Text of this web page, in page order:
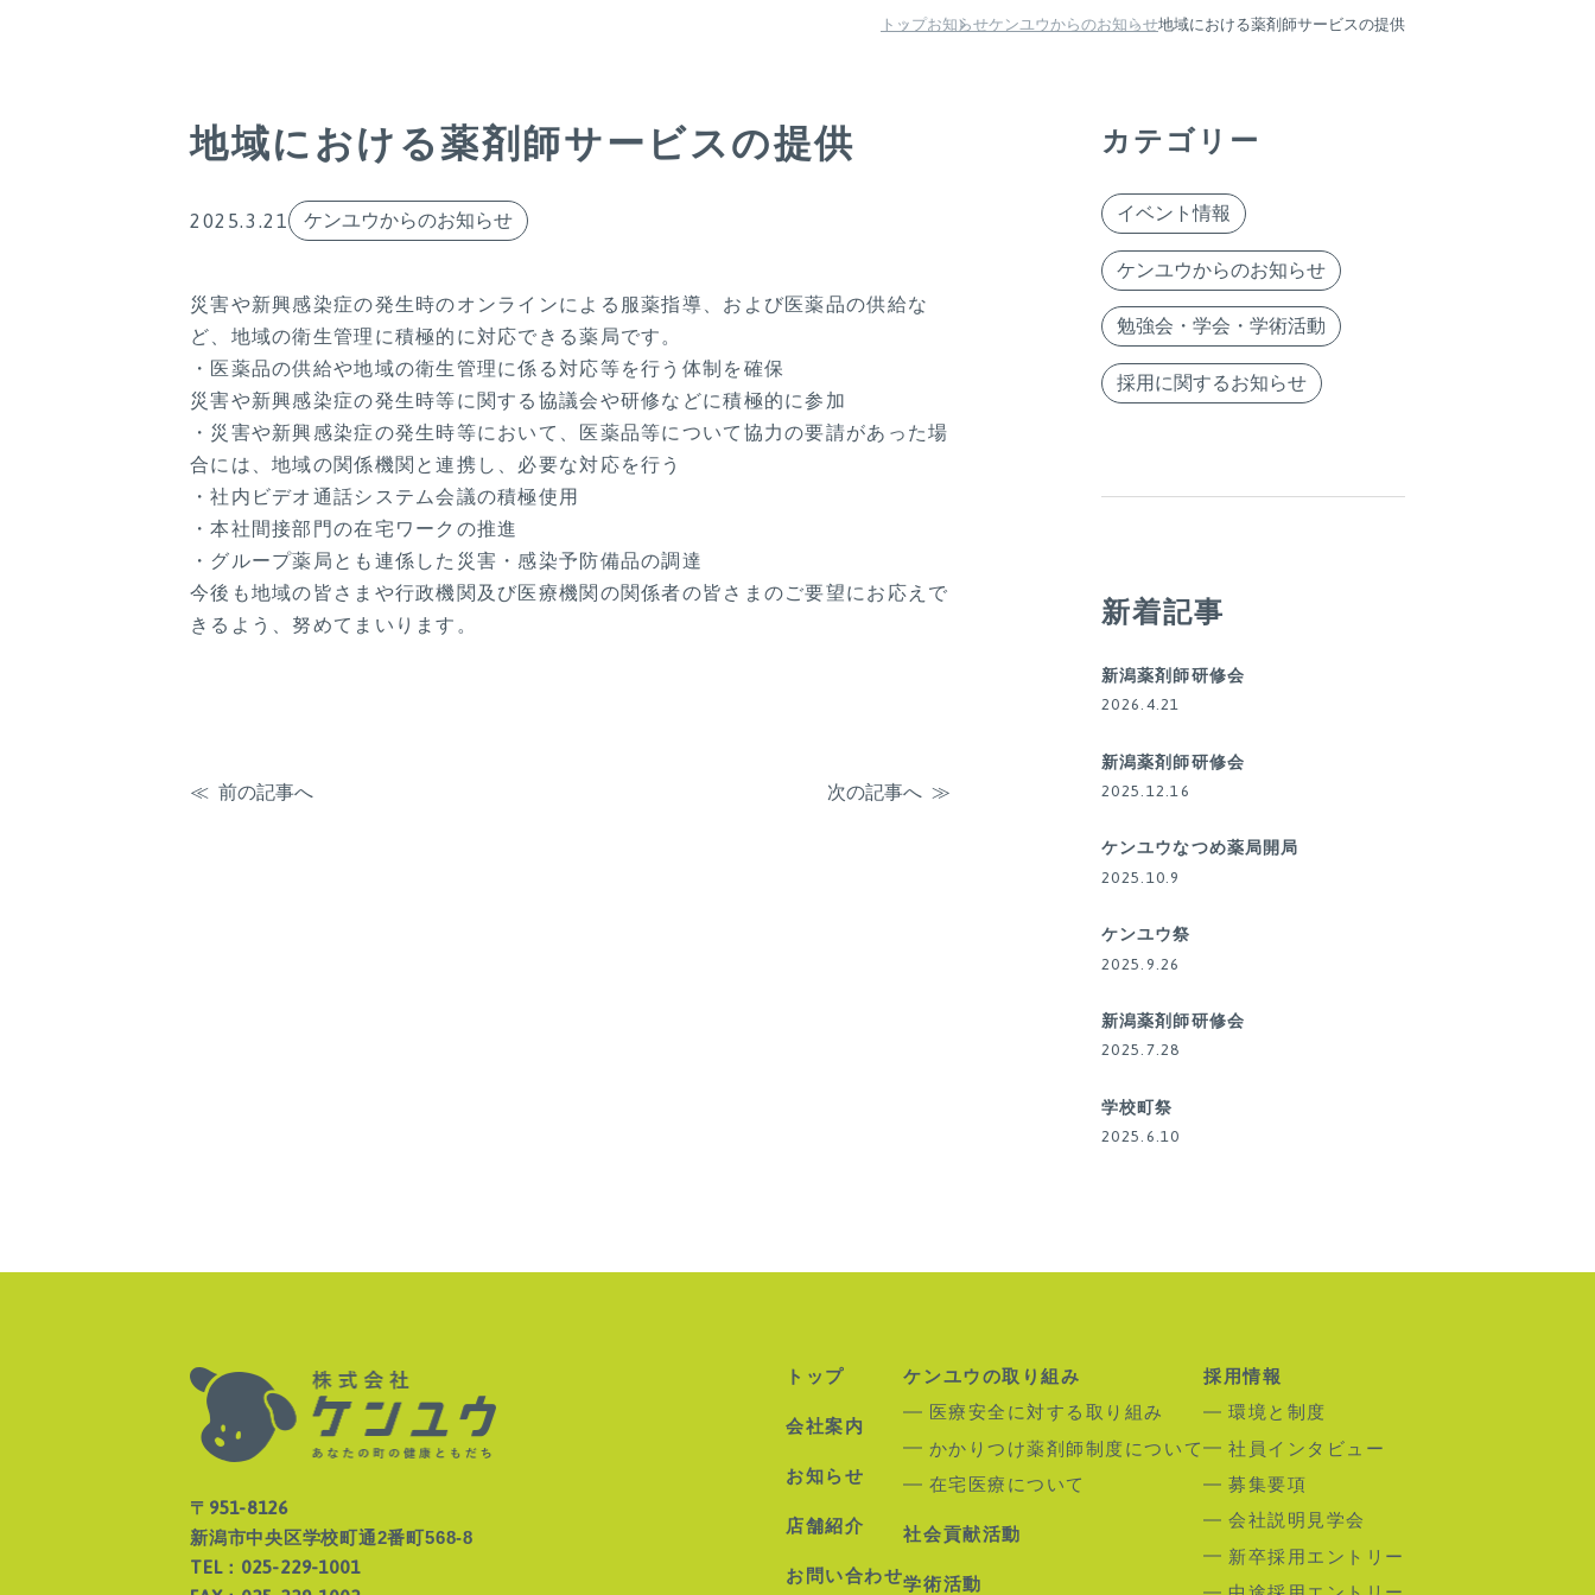
トップお知らせケンユウからのお知らせ地域における薬剤師サービスの提供
地域における薬剤師サービスの提供
2025.3.21 ケンユウからのお知らせ
災害や新興感染症の発生時のオンラインによる服薬指導、および医薬品の供給な
ど、地域の衛生管理に積極的に対応できる薬局です。
・医薬品の供給や地域の衛生管理に係る対応等を行う体制を確保
災害や新興感染症の発生時等に関する協議会や研修などに積極的に参加
・災害や新興感染症の発生時等において、医薬品等について協力の要請があった場
合には、地域の関係機関と連携し、必要な対応を行う
・社内ビデオ通話システム会議の積極使用
・本社間接部門の在宅ワークの推進
・グループ薬局とも連係した災害・感染予防備品の調達
今後も地域の皆さまや行政機関及び医療機関の関係者の皆さまのご要望にお応えで
きるよう、努めてまいります。
前の記事へ 次の記事へ
カテゴリー
イベント情報
ケンユウからのお知らせ
勉強会・学会・学術活動
採用に関するお知らせ
新着記事
新潟薬剤師研修会
2026.4.21
新潟薬剤師研修会
2025.12.16
ケンユウなつめ薬局開局
2025.10.9
ケンユウ祭
2025.9.26
新潟薬剤師研修会
2025.7.28
学校町祭
2025.6.10
〒951-8126
新潟市中央区学校町通2番町568-8
TEL：025-229-1001
トップ
会社案内
お知らせ
店舗紹介
お問い合わせ
ケンユウの取り組み
医療安全に対する取り組み
かかりつけ薬剤師制度について
在宅医療について
社会貢献活動
学術活動
採用情報
環境と制度
社員インタビュー
募集要項
会社説明見学会
新卒採用エントリー